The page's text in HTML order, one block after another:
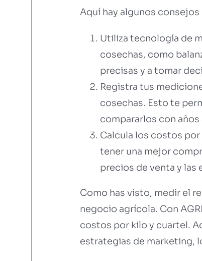
Aquí hay algunos
Utiliza tecnología de
cosechas, como
precisas y a tomar
Registra tus
cosechas. Esto te
compararlos con
Calcula los costos
tener una mejor
precios de venta y las
Como has visto, medir el
negocio agrícola. Con
costos por kilo y cuartel.
estrategias de marketing,